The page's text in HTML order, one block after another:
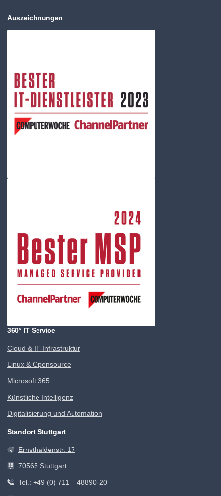
Auszeichnungen
360° IT Service
Cloud & IT-Infrastruktur
Linux & Opensource
Microsoft 365
Künstliche Intelligenz
Digitalisierung und Automation
Standort Stuttgart
Ernsthaldenstr. 17
70565 Stuttgart
Tel.: +49 (0) 711 – 48890-20